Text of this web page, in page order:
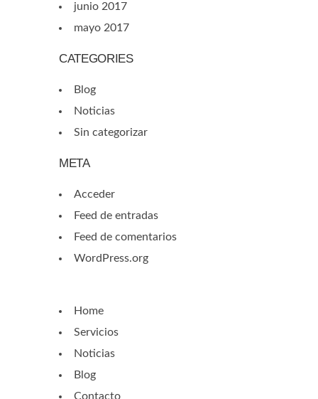
junio 2017
mayo 2017
CATEGORIES
Blog
Noticias
Sin categorizar
META
Acceder
Feed de entradas
Feed de comentarios
WordPress.org
Home
Servicios
Noticias
Blog
Contacto